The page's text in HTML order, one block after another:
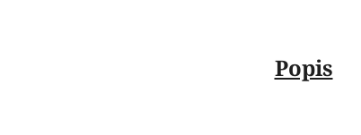
Popis